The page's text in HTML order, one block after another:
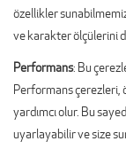
özellikler
ve karakter ölçülerini
Performans: Bu
Performans çerezleri,
yardımcı olur. Bu
uyarlayabilir ve size